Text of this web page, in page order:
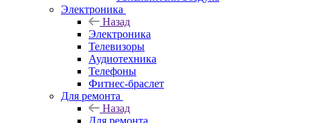
Электроника
Назад
Электроника
Телевизоры
Аудиотехника
Телефоны
Фитнес-браслет
Для ремонта
Назад
Для ремонта